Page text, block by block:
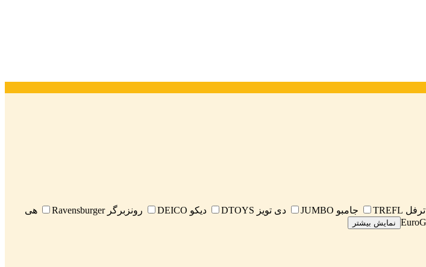
ترفل TREFL جامبو JUMBO دی تویز DTOYS دیکو DEICO رونزبرگر Ravensburger
هی
نمایش بیشتر